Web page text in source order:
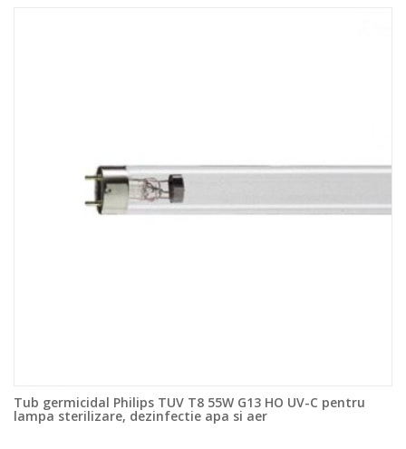
Tub germicidal Philips TUV T8 55W G13 HO UV-C pentru
lampa sterilizare, dezinfectie apa si aer